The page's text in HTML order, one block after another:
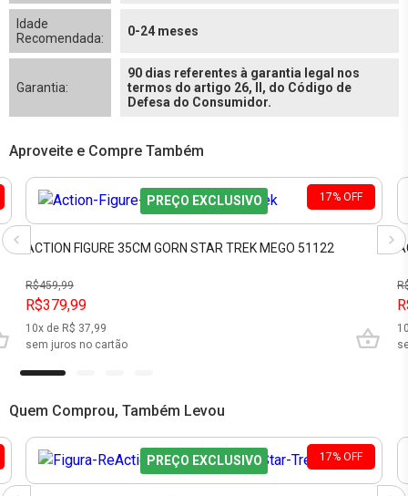
Idade
Recomendada:
0-24 meses
Garantia:
90 dias referentes à garantia legal nos
termos do artigo 26, II, do Código de
Defesa do Consumidor.
Aproveite e Compre Também
17% OFF
PREÇO EXCLUSIVO
ACTION FIGURE 35CM GORN STAR TREK MEGO 51122
R$459,99
R$379,99
10x de R$ 37,99
sem juros no cartão
Quem Comprou, Também Levou
17% OFF
PREÇO EXCLUSIVO